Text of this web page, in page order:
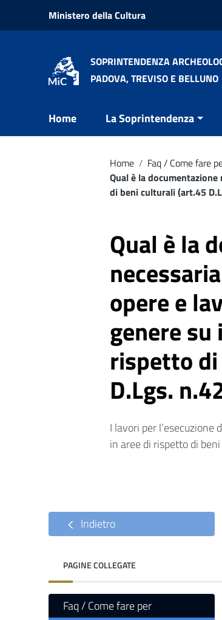
Vai ai contenuti
Vai al menu di navigazione
Ministero della Cultura
SOPRINTENDENZA
PADOVA, TREVISO E BELLUNO
Home La Soprintendenza
Home / Faq / Come fare
Qual è la
di beni culturali (art.45
Qual è la
opere e
genere
rispetto
D.Lgs.
I lavori per
in aree di rispetto di
Indietro
PAGINE COLLEGATE
Faq / Come fare per